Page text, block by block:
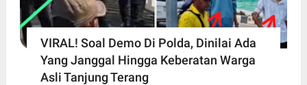
VIRAL! Soal Demo Di Polda, Dinilai Ada
Yang Janggal Hingga Keberatan Warga
Asli Tanjung Terang